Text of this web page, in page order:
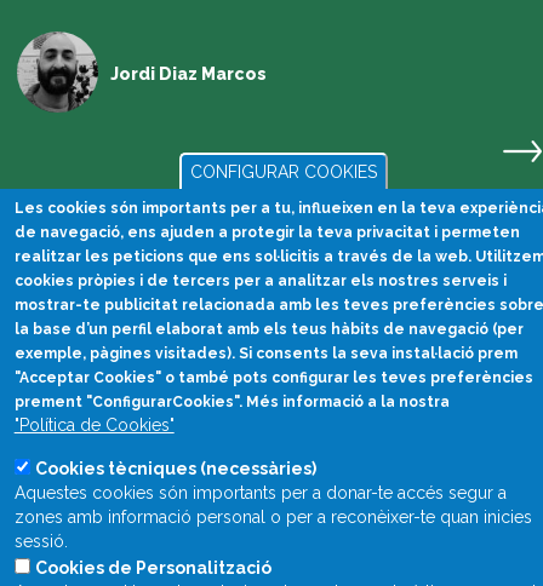
Jordi Diaz Marcos
Divulgació científica
divulcat@divulcat.cat
(+34) 934 120 030
CONFIGURAR COOKIES
Les cookies són importants per a tu, influeixen en la teva
de navegació, ens ajuden a protegir la teva privacitat i permeten
realitzar les peticions que ens sol·licitis a través de la web.
cookies pròpies i de tercers per a analitzar els nostres serveis i
mostrar-te publicitat relacionada amb les teves preferències sobre
la base d’un perfil elaborat amb els teus hàbits de navegació (per
exemple, pàgines visitades). Si consents la seva instal·lació prem
"Acceptar Cookies" o també pots configurar les teves preferències
prement "ConfigurarCookies". Més informació a la nostra
"Política de Cookies"
Cookies tècniques (necessàries)
Aquestes cookies són importants per a donar-te accés segur a
zones amb informació personal o per a reconèixer-te quan inicies
sessió.
Cookies de Personalització